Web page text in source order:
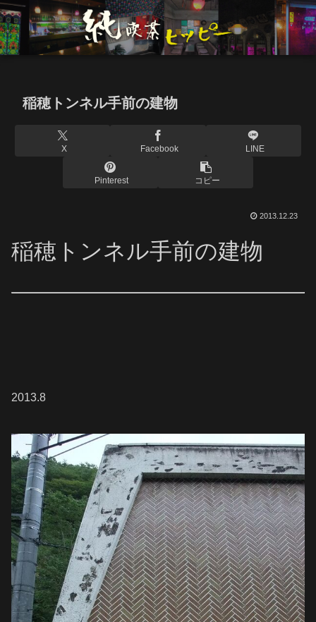
稲穂トンネル手前の建物
X Facebook LINE
Pinterest コピー
2013.12.23
稲穂トンネル手前の建物
2013.8